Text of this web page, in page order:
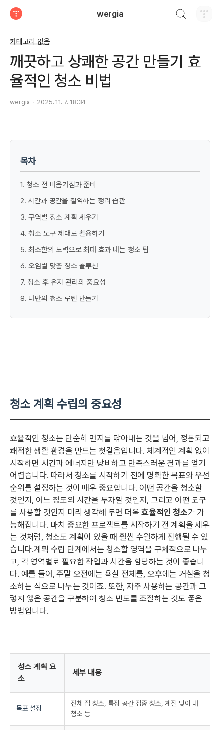
wergia
카테고리 없음
깨끗하고 상쾌한 공간 만들기 효
율적인 청소 비법
wergia 2025. 11. 7. 18:34
목차
1. 청소 전 마음가짐과 준비
2. 시간과 공간을 절약하는 정리 습관
3. 구역별 청소 계획 세우기
4. 청소 도구 제대로 활용하기
5. 최소한의 노력으로 최대 효과 내는 청소 팁
6. 오염별 맞춤 청소 솔루션
7. 청소 후 유지 관리의 중요성
8. 나만의 청소 루틴 만들기
청소 계획 수립의 중요성
효율적인 청소는 단순히 먼지를 닦아내는 것을 넘어, 정돈되고
쾌적한 생활 환경을 만드는 첫걸음입니다. 체계적인 계획 없이
시작하면 시간과 에너지만 낭비하고 만족스러운 결과를 얻기
어렵습니다. 따라서 청소를 시작하기 전에 명확한 목표와 우선
순위를 설정하는 것이 매우 중요합니다. 어떤 공간을 청소할
것인지, 어느 정도의 시간을 투자할 것인지, 그리고 어떤 도구
를 사용할 것인지 미리 생각해 두면 더욱 효율적인 청소가 가
능해집니다. 마치 중요한 프로젝트를 시작하기 전 계획을 세우
는 것처럼, 청소도 계획이 있을 때 훨씬 수월하게 진행될 수 있
습니다.계획 수립 단계에서는 청소할 영역을 구체적으로 나누
고, 각 영역별로 필요한 작업과 시간을 할당하는 것이 좋습니
다. 예를 들어, 주말 오전에는 욕실 전체를, 오후에는 거실을 청
소하는 식으로 나누는 것이죠. 또한, 자주 사용하는 공간과 그
렇지 않은 공간을 구분하여 청소 빈도를 조절하는 것도 좋은
방법입니다.
청소 계획 요
소
세부 내용
목표 설정
전체 집 청소, 특정 공간 집중 청소, 계절 맞이 대
청소 등